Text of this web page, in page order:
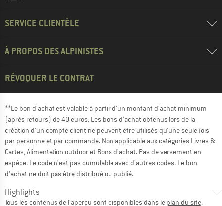
SERVICE CLIENTÈLE
À PROPOS DES ALPINISTES
RÉVOQUER LE CONTRAT
**Le bon d'achat est valable à partir d'un montant d'achat minimum
(après retours) de 40 euros. Les bons d'achat obtenus lors de la
création d'un compte client ne peuvent être utilisés qu'une seule fois
par personne et par commande. Non applicable aux catégories Livres &
Cartes, Alimentation outdoor et Bons d'achat. Pas de versement en
espèce. Le code n'est pas cumulable avec d'autres codes. Le bon
d'achat ne doit pas être distribué ou publié.
Highlights
Tous les contenus de l'aperçu sont disponibles dans le plan du site.